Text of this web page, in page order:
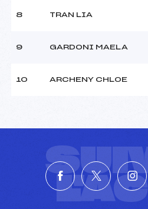
8 TRAN LIA
9 GARDONI MAELA
10 ARCHENY CHLOE